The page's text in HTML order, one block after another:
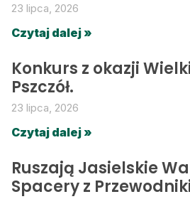
23 lipca, 2026
Czytaj dalej »
Konkurs z okazji
Pszczół.
23 lipca, 2026
Czytaj dalej »
Ruszają Jasielskie
Spacery z